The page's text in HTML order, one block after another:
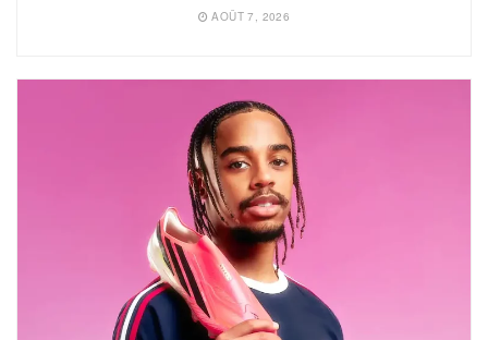
AOÛT 7, 2026